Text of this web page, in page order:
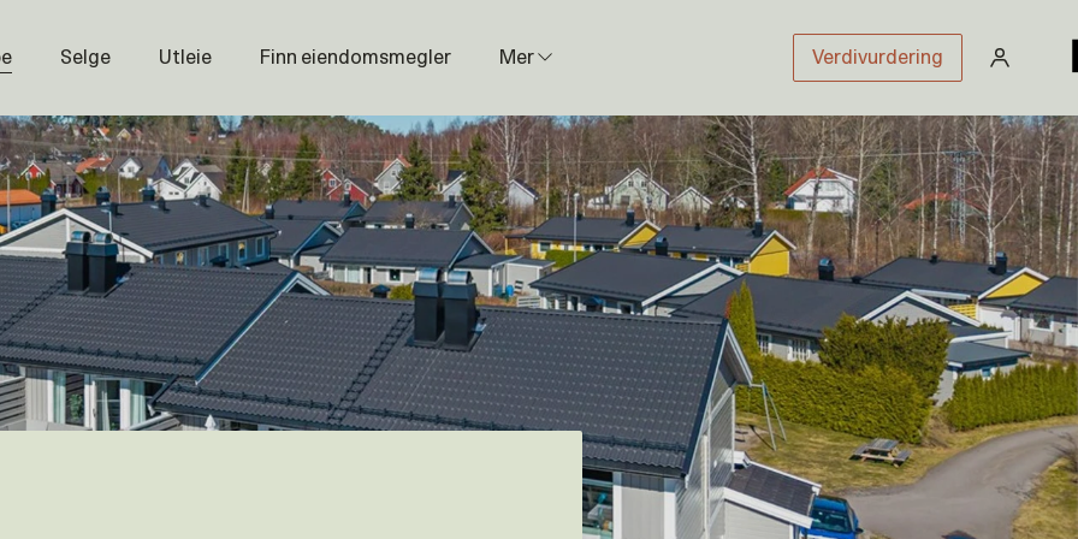
Selge Utleie Finn eiendomsmegler Mer
Prisstatistikk
Næring
Nybygg
Magasin
Om oss
Åpenhetsloven
Prisliste
Karriere
Verdivurdering